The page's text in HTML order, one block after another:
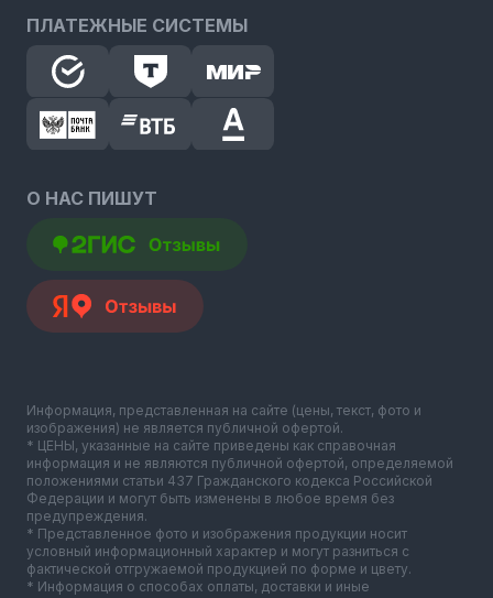
ПЛАТЕЖНЫЕ СИСТЕМЫ
О НАС ПИШУТ
Информация, представленная на сайте (цены, текст, фото и
изображения) не является публичной офертой.
* ЦЕНЫ, указанные на сайте приведены как справочная
информация и не являются публичной офертой, определяемой
положениями статьи 437 Гражданского кодекса Российской
Федерации и могут быть изменены в любое время без
предупреждения.
* Представленное фото и изображения продукции носит
условный информационный характер и могут разниться с
фактической отгружаемой продукцией по форме и цвету.
* Информация о способах оплаты, доставки и иные